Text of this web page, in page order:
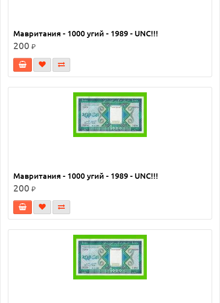
Мавритания - 1000 угий - 1989 - UNC!!!
200 ₽
Мавритания - 1000 угий - 1989 - UNC!!!
200 ₽